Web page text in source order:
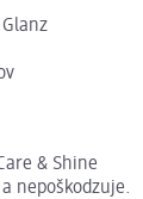
& Shine
nepoškodzuje.